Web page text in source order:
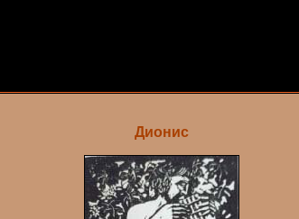
Дионис